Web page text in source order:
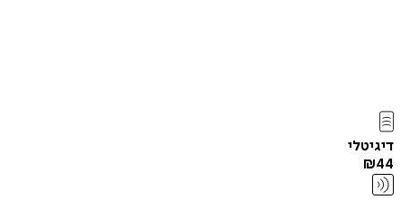
דיגיטלי
₪44